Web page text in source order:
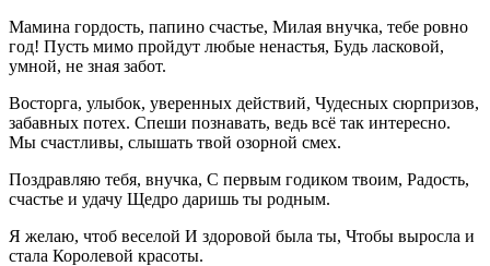
Мамина гордость, папино счастье, Милая внучка, тебе ровно
год! Пусть мимо пройдут любые ненастья, Будь ласковой,
умной, не зная забот.
Восторга, улыбок, уверенных действий, Чудесных сюрпризов,
забавных потех. Спеши познавать, ведь всё так интересно.
Мы счастливы, слышать твой озорной смех.
Поздравляю тебя, внучка, С первым годиком твоим, Радость,
счастье и удачу Щедро даришь ты родным.
Я желаю, чтоб веселой И здоровой была ты, Чтобы выросла и
стала Королевой красоты.